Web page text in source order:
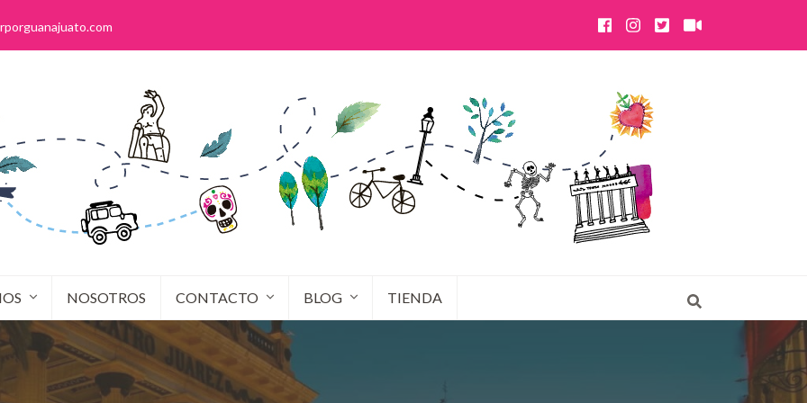
NOSOTROS CONTACTO BLOG TIENDA